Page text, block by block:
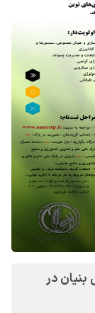
در